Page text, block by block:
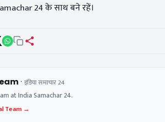
24 के साथ बने रहें।
· इंडिया समाचार 24
at India Samachar 24.
Team →